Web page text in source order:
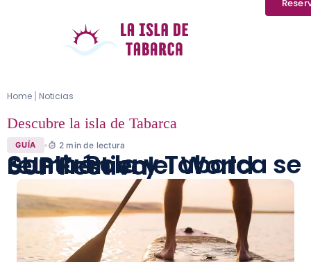
Home Noticias
Descubre la isla de Tabarca
GUÍA 2 min de lectura
Santa Pola y Tabarca se reunirán en el World SUP Festival